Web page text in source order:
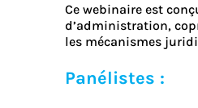
Ce webinaire est
d’administration,
les mécanismes
Panélistes :